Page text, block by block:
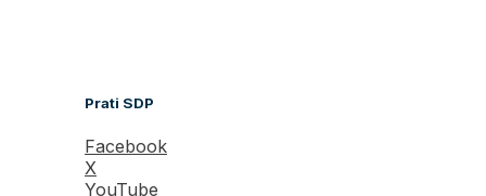
Prati SDP
Facebook
X
YouTube